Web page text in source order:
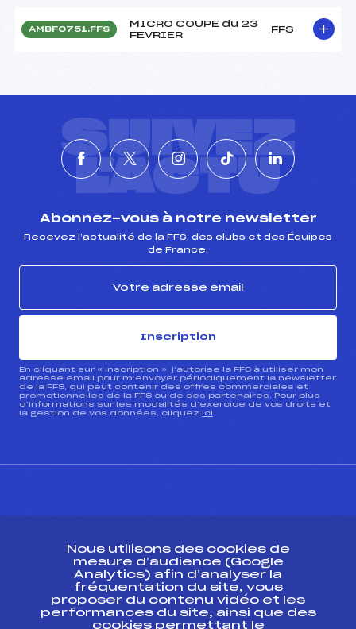
AMBF0751.FFS
MICRO COUPE du 23
FEVRIER
FFS
SUIVEZ
L'ACTU
Abonnez-vous à notre newsletter
Recevez l’actualité de la FFS, des clubs et des Équipes
de France.
Inscription
En cliquant sur « inscription », j’autorise la FFS à utiliser mon
adresse email pour m’envoyer périodiquement la newsletter
de la FFS, qui peut contenir des offres commerciales et
promotionnelles de la FFS ou de ses partenaires. Pour plus
d’informations sur les modalités d’exercice de vos droits et
la gestion de vos données, cliquez ici
ESPACE PRESSE
Ressources
Pass’Neige
Nous utilisons des cookies de
mesure d’audience (Google
Analytics) afin d’analyser la
fréquentation du site, vous
proposer du contenu vidéo et les
performances du site, ainsi que des
cookies permettant le